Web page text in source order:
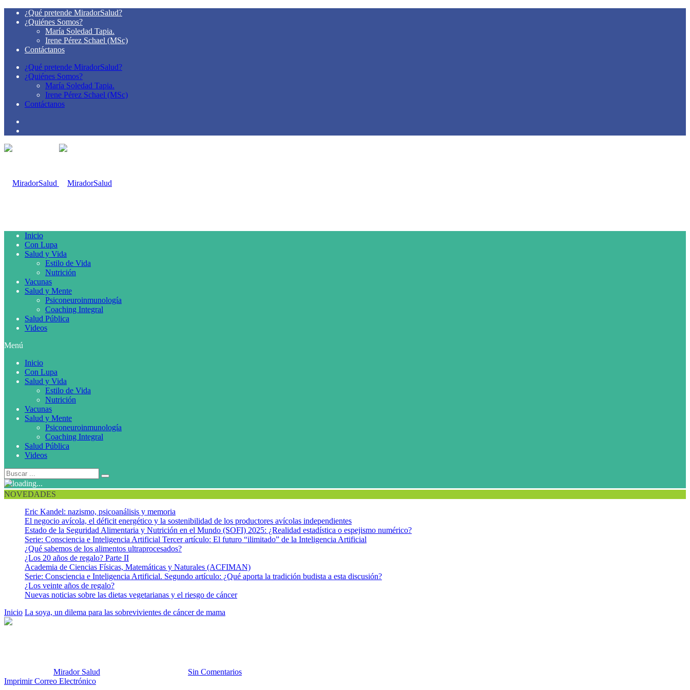
¿Qué pretende MiradorSalud?
¿Quiénes Somos?
María Soledad Tapia.
Irene Pérez Schael (MSc)
Contáctanos
¿Qué pretende MiradorSalud?
¿Quiénes Somos?
María Soledad Tapia.
Irene Pérez Schael (MSc)
Contáctanos
Inicio
Con Lupa
Salud y Vida
Estilo de Vida
Nutrición
Vacunas
Salud y Mente
Psiconeuroinmunología
Coaching Integral
Salud Pública
Videos
Menú
Inicio
Con Lupa
Salud y Vida
Estilo de Vida
Nutrición
Vacunas
Salud y Mente
Psiconeuroinmunología
Coaching Integral
Salud Pública
Videos
NOVEDADES
Eric Kandel: nazismo, psicoanálisis y memoria
El negocio avícola, el déficit energético y la sostenibilidad de los productores avícolas independientes
Estado de la Seguridad Alimentaria y Nutrición en el Mundo (SOFI) 2025: ¿Realidad estadística o espejismo numérico?
Serie: Consciencia e Inteligencia Artificial Tercer artículo: El futuro “ilimitado” de la Inteligencia Artificial
¿Qué sabemos de los alimentos ultraprocesados?
¿Los 20 años de regalo? Parte II
Academia de Ciencias Físicas, Matemáticas y Naturales (ACFIMAN)
Serie: Consciencia e Inteligencia Artificial. Segundo artículo: ¿Qué aporta la tradición budista a esta discusión?
¿Los veinte años de regalo?
Nuevas noticias sobre las dietas vegetarianas y el riesgo de cáncer
Inicio La soya, un dilema para las sobrevivientes de cáncer de mama
Mirador Salud
Sin Comentarios
Imprimir Correo Electrónico